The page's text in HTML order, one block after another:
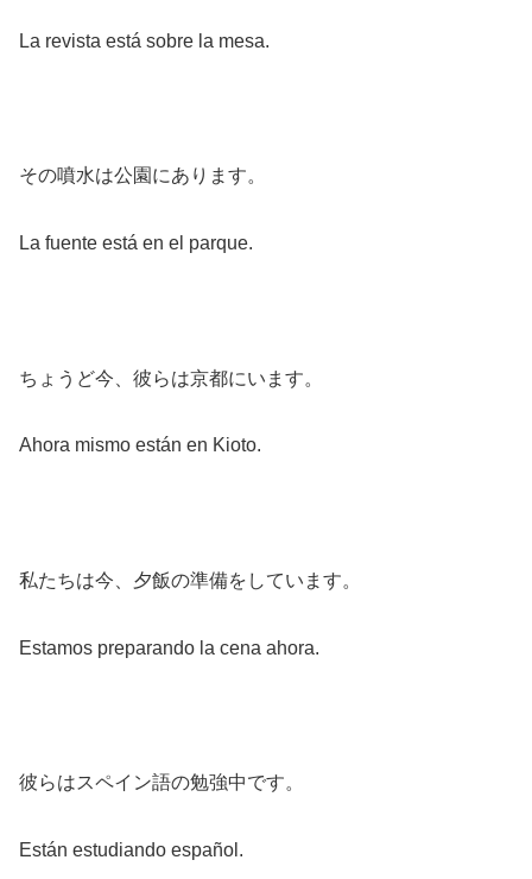
La revista está sobre la mesa.
その噴水は公園にあります。
La fuente está en el parque.
ちょうど今、彼らは京都にいます。
Ahora mismo están en Kioto.
私たちは今、夕飯の準備をしています。
Estamos preparando la cena ahora.
彼らはスペイン語の勉強中です。
Están estudiando español.